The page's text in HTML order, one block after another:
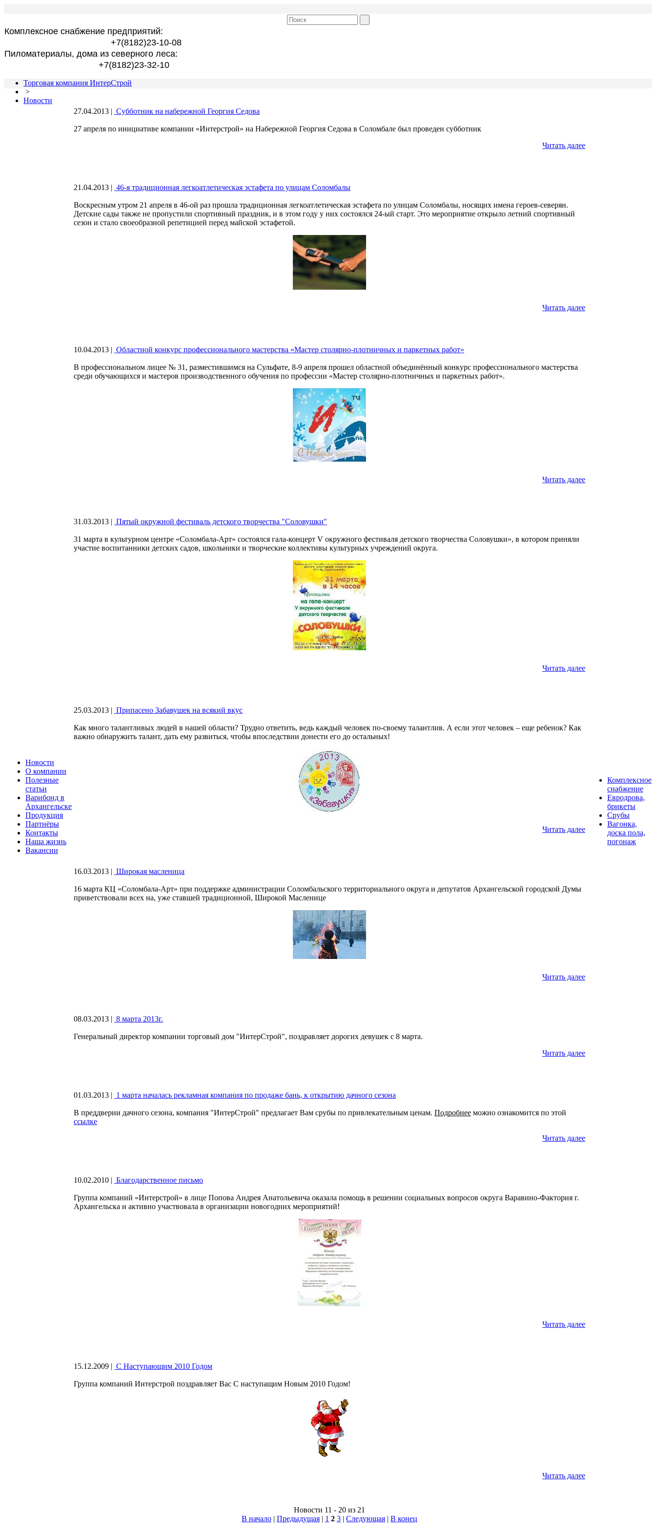
Комплексное снабжение предприятий:
+7(8182)23-10-08
Пиломатериалы, дома из северного леса:
+7(8182)23-32-10
Торговая компания ИнтерСтрой
>
Новости
Новости
О компании
Полезные
статьи
Варибонд в
Архангельске
Продукция
Партнёры
Контакты
Наша жизнь
Вакансии
27.04.2013 | Субботник на набережной Георгия Седова
27 апреля по инициативе компании «Интерстрой» на Набережной Георгия Седова в Соломбале был проведен субботник
Читать далее
21.04.2013 | 46-я традиционная легкоатлетическая эстафета по улицам Соломбалы
Воскресным утром 21 апреля в 46-ой раз прошла традиционная легкоатлетическая эстафета по улицам Соломбалы, носящих имена героев-северян.
Детские сады также не пропустили спортивный праздник, и в этом году у них состоялся 24-ый старт. Это мероприятие открыло летний спортивный
сезон и стало своеобразной репетицией перед майской эстафетой.
Читать далее
10.04.2013 | Областной конкурс профессионального мастерства «Мастер столярно-плотничных и паркетных работ»
В профессиональном лицее № 31, разместившимся на Сульфате, 8-9 апреля прошел областной объединённый конкурс профессионального мастерства
среди обучающихся и мастеров производственного обучения по профессии «Мастер столярно-плотничных и паркетных работ».
Читать далее
31.03.2013 | Пятый окружной фестиваль детского творчества "Соловушки"
31 марта в культурном центре «Соломбала-Арт» состоялся гала-концерт V окружного фестиваля детского творчества Соловушки», в котором приняли
участие воспитанники детских садов, школьники и творческие коллективы культурных учреждений округа.
Читать далее
25.03.2013 | Припасено Забавушек на всякий вкус
Как много талантливых людей в нашей области? Трудно ответить, ведь каждый человек по-своему талантлив. А если этот человек – еще ребенок? Как
важно обнаружить талант, дать ему развиться, чтобы впоследствии донести его до остальных!
Читать далее
16.03.2013 | Широкая масленица
16 марта КЦ «Соломбала-Арт» при поддержке администрации Соломбальского территориального округа и депутатов Архангельской городской Думы
приветствовали всех на, уже ставшей традиционной, Широкой Масленице
Читать далее
08.03.2013 | 8 марта 2013г.
Генеральный директор компании торговый дом "ИнтерСтрой", поздравляет дорогих девушек с 8 марта.
Читать далее
01.03.2013 | 1 марта началась рекламная компания по продаже бань, к открытию дачного сезона
В преддверии дачного сезона, компания "ИнтерСтрой" предлагает Вам срубы по привлекательным ценам. Подробнее можно ознакомится по этой
ссылке
Читать далее
10.02.2010 | Благодарственное письмо
Группа компаний «Интерстрой» в лице Попова Андрея Анатольевича оказала помощь в решении социальных вопросов округа Варавино-Фактория г.
Архангельска и активно участвовала в организации новогодних мероприятий!
Читать далее
15.12.2009 | С Наступающим 2010 Годом
Группа компаний Интерстрой поздравляет Вас С наступащим Новым 2010 Годом!
Читать далее
Новости 11 - 20 из 21
В начало | Предыдущая | 1 2 3 | Следующая | В конец
Комплексное
снабжение
Евродрова,
брикеты
Срубы
Вагонка,
доска пола,
погонаж